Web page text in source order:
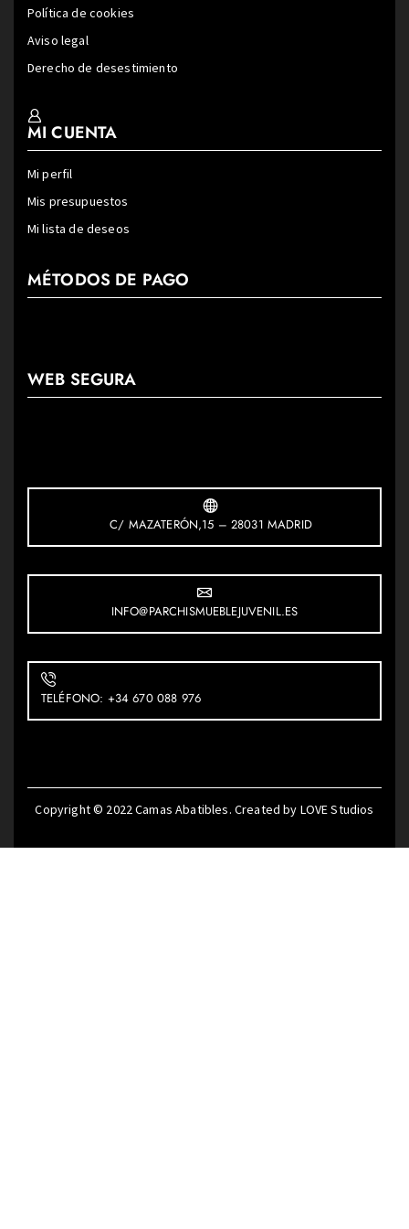
Política de cookies
Aviso legal
Derecho de desestimiento
MI CUENTA
Mi perfil
Mis presupuestos
Mi lista de deseos
MÉTODOS DE PAGO
WEB SEGURA
C/ MAZATERÓN,15 – 28031 MADRID
INFO@PARCHISMUEBLEJUVENIL.ES
TELÉFONO: +34 670 088 976
Copyright © 2022Camas Abatibles. Created by LOVE Studios